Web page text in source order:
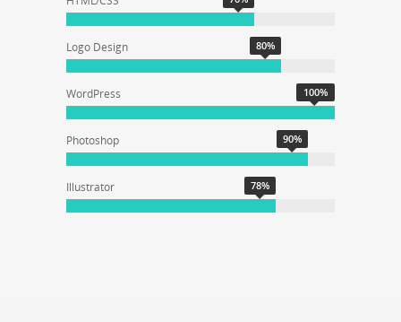
Logo Design 80%
WordPress 100%
Photoshop 90%
Illustrator 78%